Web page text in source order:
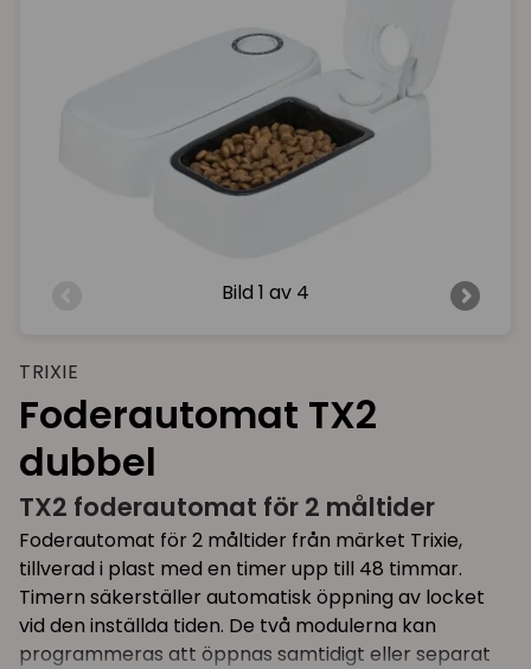
Bild 1 av 4
TRIXIE
Foderautomat TX2
dubbel
TX2 foderautomat för 2 måltider
Foderautomat för 2 måltider från märket Trixie,
tillverad i plast med en timer upp till 48 timmar.
Timern säkerställer automatisk öppning av locket
vid den inställda tiden. De två modulerna kan
programmeras att öppnas samtidigt eller separat